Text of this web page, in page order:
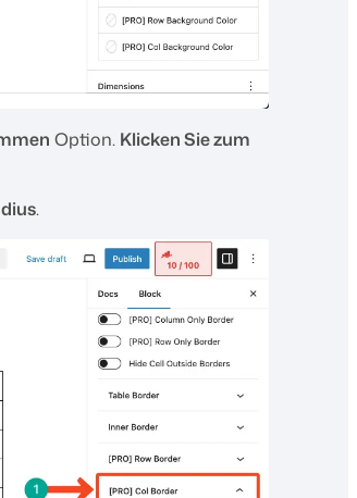
Option. Klicken Sie zum
.